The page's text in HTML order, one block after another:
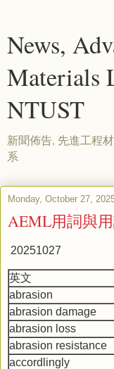
News,
Materials
NTUST
新聞佈告, 先進工程
系
Monday, October 27,
AEML用詞與
20251027
英文
abrasion
abrasion damage
abrasion loss
abrasion resistance
accordlingly